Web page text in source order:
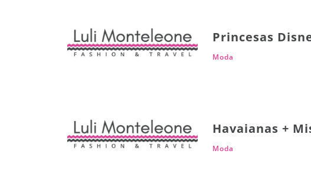
Princesas
Moda
Havaianas +
Moda